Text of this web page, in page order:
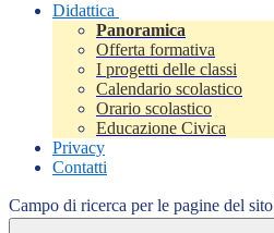
Didattica
Panoramica
Offerta formativa
I progetti delle classi
Calendario scolastico
Orario scolastico
Educazione Civica
Privacy
Contatti
Campo di ricerca per le pagine del sito